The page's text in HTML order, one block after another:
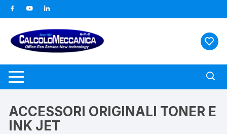
al
contenuto
ACCESSORI ORIGINALI TONER E
INK JET